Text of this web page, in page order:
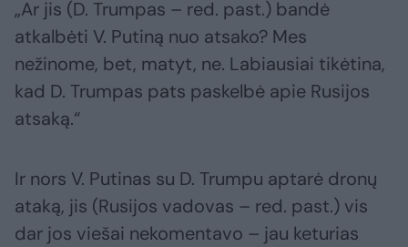
„Ar jis (D. Trumpas – red. past.) bandė
atkalbėti V. Putiną nuo atsako? Mes
nežinome, bet, matyt, ne. Labiausiai tikėtina,
kad D. Trumpas pats paskelbė apie Rusijos
atsaką.“
Ir nors V. Putinas su D. Trumpu aptarė dronų
ataką, jis (Rusijos vadovas – red. past.) vis
dar jos viešai nekomentavo – jau keturias